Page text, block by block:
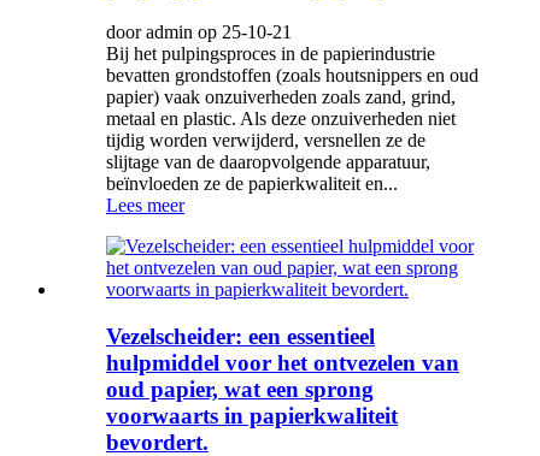
door admin op 25-10-21
Bij het pulpingsproces in de papierindustrie
bevatten grondstoffen (zoals houtsnippers en oud
papier) vaak onzuiverheden zoals zand, grind,
metaal en plastic. Als deze onzuiverheden niet
tijdig worden verwijderd, versnellen ze de
slijtage van de daaropvolgende apparatuur,
beïnvloeden ze de papierkwaliteit en...
Lees meer
Vezelscheider: een essentieel
hulpmiddel voor het ontvezelen van
oud papier, wat een sprong
voorwaarts in papierkwaliteit
bevordert.